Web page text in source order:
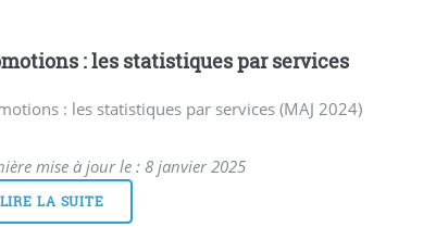
: les statistiques par services
: les statistiques par services (MAJ 2024)
mise à jour le : 8 janvier 2025
LIRE LA SUITE